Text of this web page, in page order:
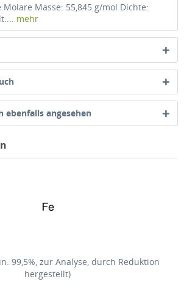
Masse: 55,845 g/mol Dichte:
mehr
ebenfalls angesehen
99,5%, zur Analyse, durch Reduktion
hergestellt)